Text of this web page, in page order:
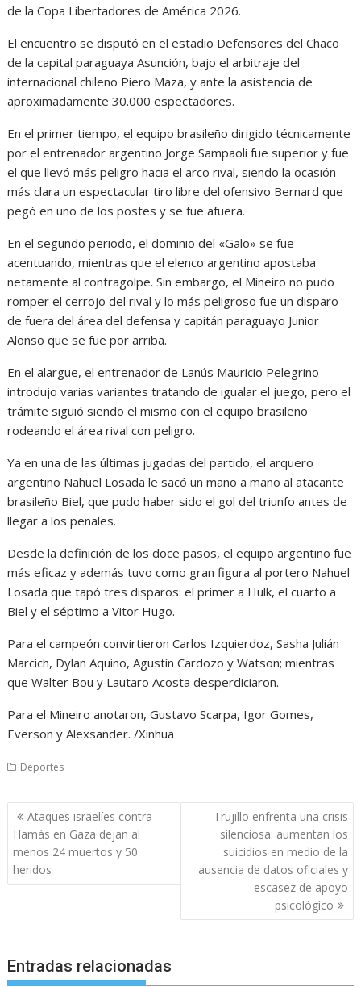
de la Copa Libertadores de América 2026.
El encuentro se disputó en el estadio Defensores del Chaco
de la capital paraguaya Asunción, bajo el arbitraje del
internacional chileno Piero Maza, y ante la asistencia de
aproximadamente 30.000 espectadores.
En el primer tiempo, el equipo brasileño dirigido técnicamente
por el entrenador argentino Jorge Sampaoli fue superior y fue
el que llevó más peligro hacia el arco rival, siendo la ocasión
más clara un espectacular tiro libre del ofensivo Bernard que
pegó en uno de los postes y se fue afuera.
En el segundo periodo, el dominio del «Galo» se fue
acentuando, mientras que el elenco argentino apostaba
netamente al contragolpe. Sin embargo, el Mineiro no pudo
romper el cerrojo del rival y lo más peligroso fue un disparo
de fuera del área del defensa y capitán paraguayo Junior
Alonso que se fue por arriba.
En el alargue, el entrenador de Lanús Mauricio Pelegrino
introdujo varias variantes tratando de igualar el juego, pero el
trámite siguió siendo el mismo con el equipo brasileño
rodeando el área rival con peligro.
Ya en una de las últimas jugadas del partido, el arquero
argentino Nahuel Losada le sacó un mano a mano al atacante
brasileño Biel, que pudo haber sido el gol del triunfo antes de
llegar a los penales.
Desde la definición de los doce pasos, el equipo argentino fue
más eficaz y además tuvo como gran figura al portero Nahuel
Losada que tapó tres disparos: el primer a Hulk, el cuarto a
Biel y el séptimo a Vitor Hugo.
Para el campeón convirtieron Carlos Izquierdoz, Sasha Julián
Marcich, Dylan Aquino, Agustín Cardozo y Watson; mientras
que Walter Bou y Lautaro Acosta desperdiciaron.
Para el Mineiro anotaron, Gustavo Scarpa, Igor Gomes,
Everson y Alexsander. /Xinhua
Deportes
Navegación
de
entradas
Ataques israelíes contra
Hamás en Gaza dejan al
menos 24 muertos y 50
heridos
Trujillo enfrenta una crisis
silenciosa: aumentan los
suicidios en medio de la
ausencia de datos oficiales y
escasez de apoyo
psicológico
Entradas relacionadas